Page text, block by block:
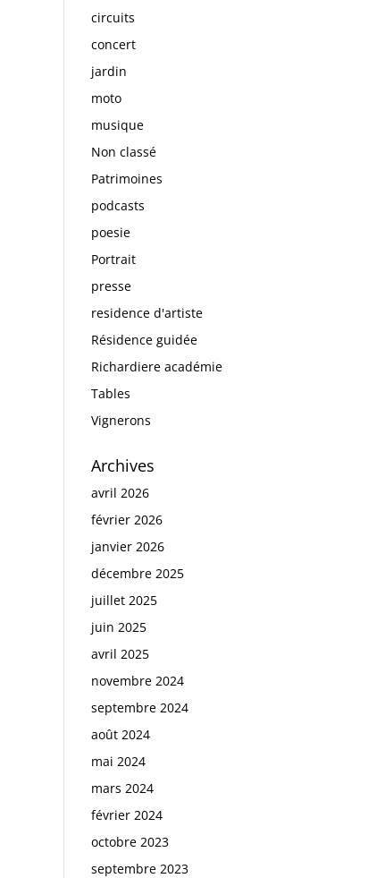
circuits
concert
jardin
moto
musique
Non classé
Patrimoines
podcasts
poesie
Portrait
presse
residence d'artiste
Résidence guidée
Richardiere académie
Tables
Vignerons
Archives
avril 2026
février 2026
janvier 2026
décembre 2025
juillet 2025
juin 2025
avril 2025
novembre 2024
septembre 2024
août 2024
mai 2024
mars 2024
février 2024
octobre 2023
septembre 2023